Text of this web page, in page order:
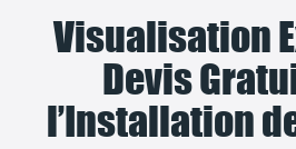
Visualisation
Devis
l’Installation